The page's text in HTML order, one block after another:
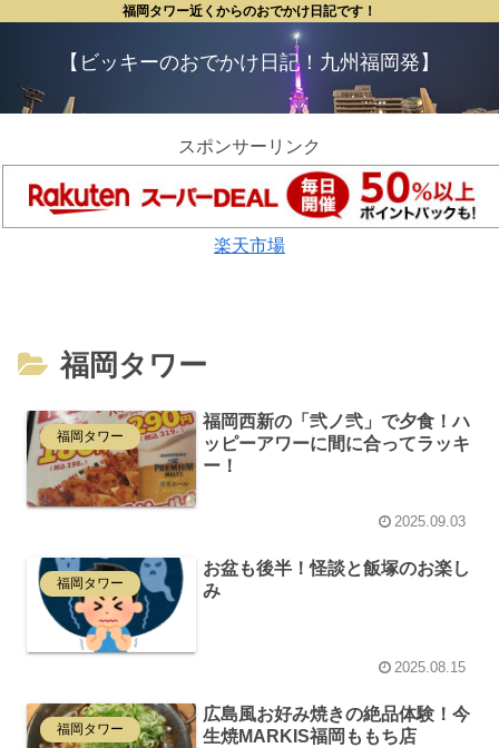
福岡タワー近くからのおでかけ日記です！
【ビッキーのおでかけ日記！九州福岡発】
スポンサーリンク
楽天市場
福岡タワー
福岡タワー
福岡西新の「弐ノ弐」で夕食！ハ
ッピーアワーに間に合ってラッキ
ー！
2025.09.03
福岡タワー
お盆も後半！怪談と飯塚のお楽し
み
2025.08.15
福岡タワー
広島風お好み焼きの絶品体験！今
生焼MARKIS福岡ももち店